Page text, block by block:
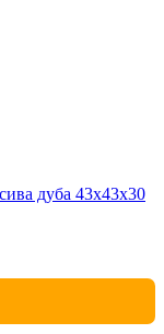
дуба 43х43х30